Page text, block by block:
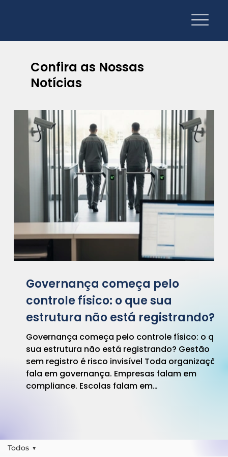
Confira as Nossas
Notícias
Governança começa pelo
controle físico: o que sua
estrutura não está registrando?
Governança começa pelo controle físico: o que
sua estrutura não está registrando? Gestão
sem registro é risco invisível Toda organização
fala em governança. Empresas falam em
compliance. Escolas falam em
operação física? Porque governança não
Todos